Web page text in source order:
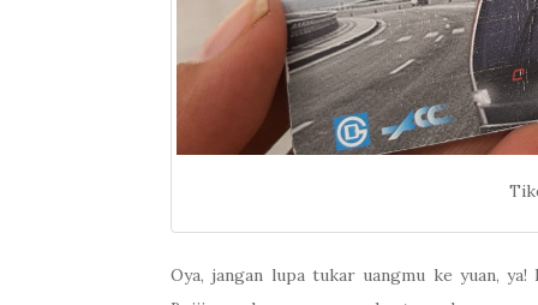
Oya, jangan lupa tukar uangmu ke yuan,